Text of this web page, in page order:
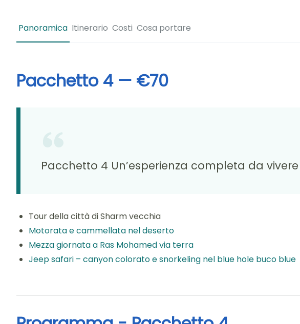
Panoramica Itinerario Costi Cosa portare
Pacchetto 4 — €70
Pacchetto 4 Un’esperienza completa da
Tour della città di Sharm vecchia
Motorata e cammellata nel deserto
Mezza giornata a Ras Mohamed via terra
Jeep safari – canyon colorato e snorkeling nel blue hole buco blue